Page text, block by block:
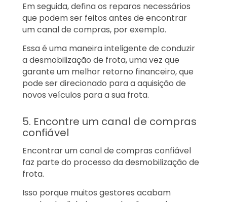
Em seguida, defina os reparos necessários
que podem ser feitos antes de encontrar
um canal de compras, por exemplo.
Essa é uma maneira inteligente de conduzir
a desmobilização de frota, uma vez que
garante um melhor retorno financeiro, que
pode ser direcionado para a aquisição de
novos veículos para a sua frota.
5. Encontre um canal de compras
confiável
Encontrar um canal de compras confiável
faz parte do processo da desmobilização de
frota.
Isso porque muitos gestores acabam